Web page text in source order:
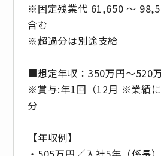
※固定残業代 61,650 〜
含む
※超過分は別途支給
■想定年収：350万円～520
※賞与:年1回（12月 ※業績
分
【年収例】